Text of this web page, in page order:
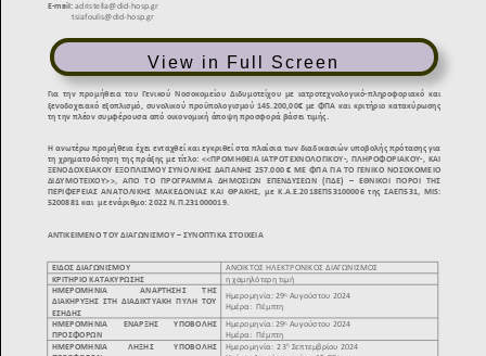
View in Full Screen